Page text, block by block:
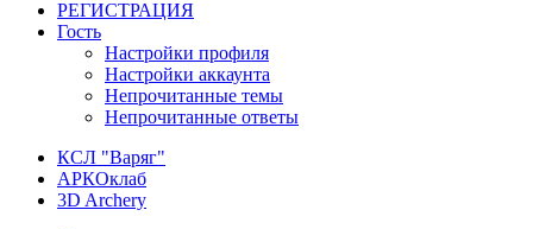
РЕГИСТРАЦИЯ
Гость
Настройки профиля
Настройки аккаунта
Непрочитанные темы
Непрочитанные ответы
КСЛ "Варяг"
АРКОклаб
3D Archery